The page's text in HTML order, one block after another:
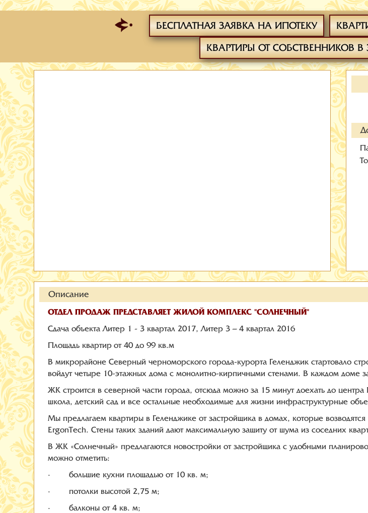
БЕСПЛАТНАЯ ЗАЯВКА НА ИПОТЕКУ
КВАРТИРЫ ОТ СОБСТВЕННИКОВ
Описание
ОТДЕЛ ПРОДАЖ ПРЕДСТАВЛЯЕТ ЖИЛОЙ КОМПЛЕКС "СОЛНЕЧНЫЙ"
Сдача объекта Литер 1 - 3 квартал 2017, Литер 3 – 4 квартал 2016
Площадь квартир от 40 до 99 кв.м
В микрорайоне Северный черноморского города-курорта Геленджик стартовало
войдут четыре 10-этажных дома с монолитно-кирпичными стенами. В каждом доме
ЖК строится в северной части города, отсюда можно за 15 минут доехать до
школа, детский сад и все остальные необходимые для жизни инфраструктурные
Мы предлагаем квартиры в Геленджике от застройщика в домах, которые
ErgonTech. Стены таких зданий дают максимальную защиту от шума из соседних
В ЖК «Солнечный» предлагаются новостройки от застройщика с удобными
можно отметить:
· большие кухни площадью от 10 кв. м;
· потолки высотой 2,75 м;
· балконы от 4 кв. м;